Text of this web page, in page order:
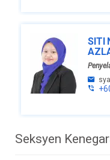
SITI
Seksyen